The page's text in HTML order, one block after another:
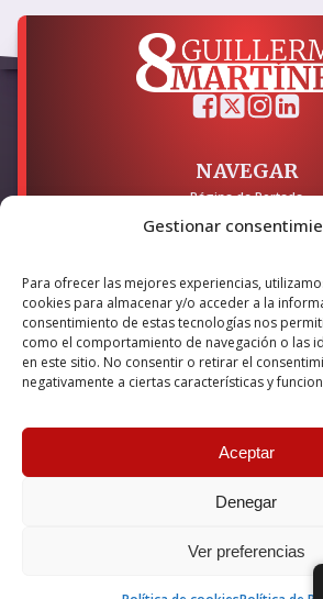
Gestionar
Para ofrecer las mejores experiencias,
cookies para almacenar y/o acceder a la
consentimiento de estas tecnologías nos
como el comportamiento de navegación o las
en este sitio. No consentir o retirar el
negativamente a ciertas características y
Aceptar
Denegar
Ver preferencias
NAVEGAR
Página de Portada
LEGAL
Política de Privacidad
Política de Cookies
Accesibilidad
Esta empresa ha sido beneficiaria del
internet, financiado por la Unión Europea
© 2026 Guillermo Martínez | Todos los